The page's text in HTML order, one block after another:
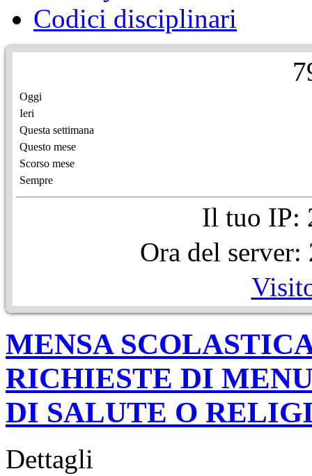
Codici disciplinari
7
Oggi
Ieri
Questa settimana
Questo mese
Scorso mese
Sempre
Il tuo IP:
Ora del
MENSA
RICHIESTE DI
DI SALUTE O
Dettagli